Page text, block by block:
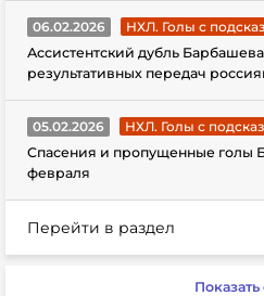
06.02.2026
НХЛ. Голы с
Ассистентский дубль
результативных передач
05.02.2026
НХЛ. Голы с
Спасения и пропущенные голы
февраля
Перейти в раздел